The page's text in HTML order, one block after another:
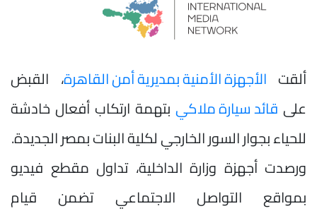
ألقت الأجهزة الأمنية بمديرية أمن القاهرة، القبض
على قائد سيارة ملاكي بتهمة ارتكاب أفعال خادشة
للحياء بجوار السور الخارجي لكلية البنات بمصر الجديدة.
ورصدت أجهزة وزارة الداخلية، تداول مقطع فيديو
بمواقع التواصل الاجتماعي تضمن قيام